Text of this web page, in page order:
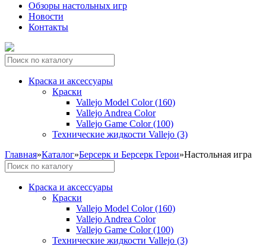
Обзоры настольных игр
Новости
Контакты
Краска и аксессуары
Краски
Vallejo Model Color (160)
Vallejo Andrea Color
Vallejo Game Color (100)
Технические жидкости Vallejo (3)
Главная»Каталог»Берсерк и Берсерк Герои»Настольная игра
Краска и аксессуары
Краски
Vallejo Model Color (160)
Vallejo Andrea Color
Vallejo Game Color (100)
Технические жидкости Vallejo (3)